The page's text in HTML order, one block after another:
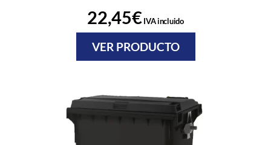
22,45€IVA incluido
VER PRODUCTO